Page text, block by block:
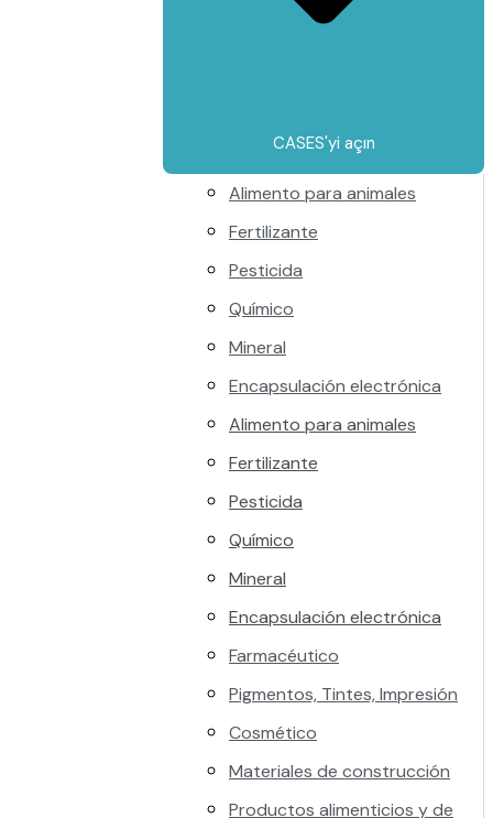
CASES'yi açın
Alimento para animales
Fertilizante
Pesticida
Químico
Mineral
Encapsulación electrónica
Alimento para animales
Fertilizante
Pesticida
Químico
Mineral
Encapsulación electrónica
Farmacéutico
Pigmentos, Tintes, Impresión
Cosmético
Materiales de construcción
Productos alimenticios y de